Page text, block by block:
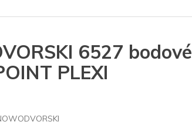
6527 bodové
PLEXI